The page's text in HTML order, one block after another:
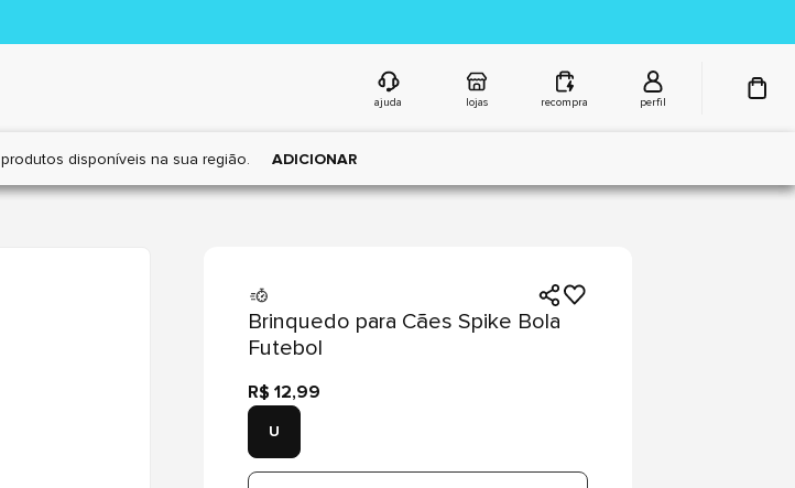
ajuda lojas recompra perfil
produtos disponíveis na sua região. ADICIONAR
Brinquedo para Cães Spike Bola
Futebol
R$ 12,99
U